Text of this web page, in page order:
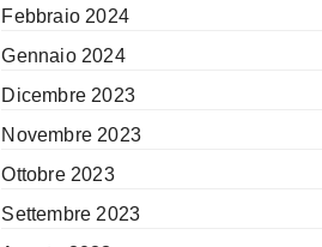
Febbraio 2024
Gennaio 2024
Dicembre 2023
Novembre 2023
Ottobre 2023
Settembre 2023